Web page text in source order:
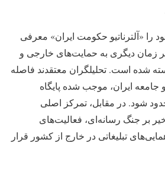
را «آلترناتیو حکومت ایران» معرفی
زمان دیگری به حمایت‌های خارجی و
شده است. تحلیلگران معتقدند فاصله
جامعه ایران، موجب شده پایگاه
شود. در مقابل، تمرکز اصلی
بر جنگ رسانه‌ای، فعالیت‌های
تبلیغاتی در خارج از کشور قرار